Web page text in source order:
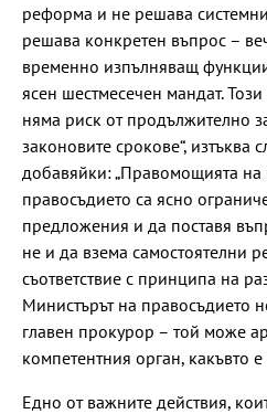
реформа и не решава
решава конкретен въпрос –
временно изпълняващ
ясен шестмесечен мандат.
няма риск от продължително
законовите срокове“, изтъква
добавяйки: „Правомощията на
правосъдието са ясно
предложения и да поставя
не и да взема самостоятелни
съответствие с принципа на
Министърът на правосъдието
главен прокурор – той може
компетентния орган, какъвто
Едно от важните действия,